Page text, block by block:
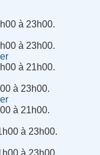
à 23h00.
à 23h00.
à 21h00.
à 23h00.
à 21h00.
à 23h00.